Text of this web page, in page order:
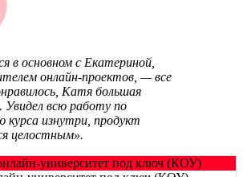
в основном с Екатериной,
онлайн-проектов, — все
Катя большая
Увидел всю работу по
курса изнутри, продукт
целостным».